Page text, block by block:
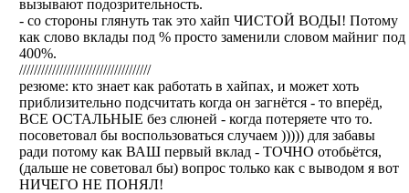
вызывают подозрительность.
- со стороны глянуть так это хайп ЧИСТОЙ ВОДЫ! Потому
как слово вклады под % просто заменили словом майниг под
400%.
////////////////////////////////////
резюме: кто знает как работать в хайпах, и может хоть
приблизительно подсчитать когда он загнётся - то вперёд,
ВСЕ ОСТАЛЬНЫЕ без слюней - когда потеряете что то.
посоветовал бы воспользоваться случаем ))))) для забавы
ради потому как ВАШ первый вклад - ТОЧНО отобьётся,
(дальше не советовал бы) вопрос только как с выводом я вот
НИЧЕГО НЕ ПОНЯЛ!